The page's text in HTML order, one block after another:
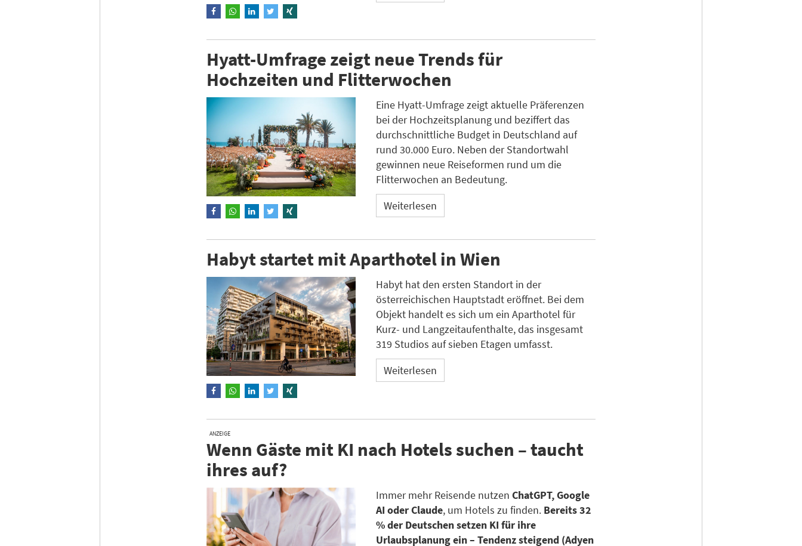
Hyatt-Umfrage zeigt neue Trends für
Hochzeiten und Flitterwochen
Eine Hyatt-Umfrage zeigt aktuelle Präferenzen
bei der Hochzeitsplanung und beziffert das
durchschnittliche Budget in Deutschland auf
rund 30.000 Euro. Neben der Standortwahl
gewinnen neue Reiseformen rund um die
Flitterwochen an Bedeutung.
Weiterlesen
Habyt startet mit Aparthotel in Wien
Habyt hat den ersten Standort in der
österreichischen Hauptstadt eröffnet. Bei dem
Objekt handelt es sich um ein Aparthotel für
Kurz- und Langzeitaufenthalte, das insgesamt
319 Studios auf sieben Etagen umfasst.
Weiterlesen
ANZEIGE
Wenn Gäste mit KI nach Hotels suchen – taucht
ihres auf?
Immer mehr Reisende nutzenChatGPT, Google
AI oder Claude, um Hotels zu finden. Bereits 32
% der Deutschen setzen KI für ihre
Urlaubsplanung ein – Tendenz steigend (Adyen